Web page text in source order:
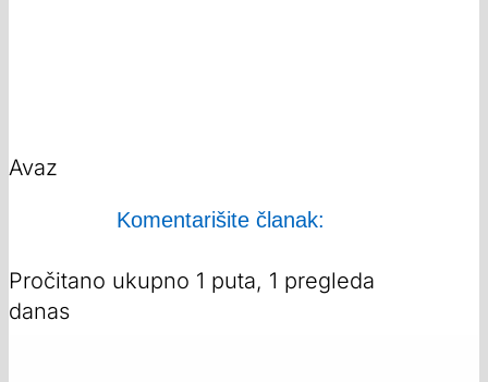
Avaz
Komentarišite članak:
Pročitano ukupno 1 puta, 1 pregleda
danas